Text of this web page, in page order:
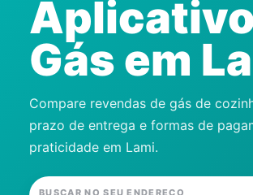
Revendedor
Notícias
Gás
Contatos
Gás em
Compare revendas de gás de
prazo de entrega e formas de
praticidade em Lami.
BUSCAR NO SEU ENDEREÇO